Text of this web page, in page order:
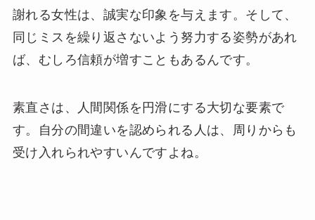
謝れる女性は、誠実な印象を与えます。そして、
同じミスを繰り返さないよう努力する姿勢があれ
ば、むしろ信頼が増すこともあるんです。
素直さは、人間関係を円滑にする大切な要素で
す。自分の間違いを認められる人は、周りからも
受け入れられやすいんですよね。